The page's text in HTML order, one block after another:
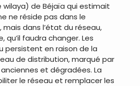
wilaya) de Béjaïa qui estimait
ne réside pas dans le
mais dans l’état du réseau,
qu’il faudra changer. Les
persistent en raison de la
de distribution, marqué par
et dégradées. La
le réseau et remplacer les